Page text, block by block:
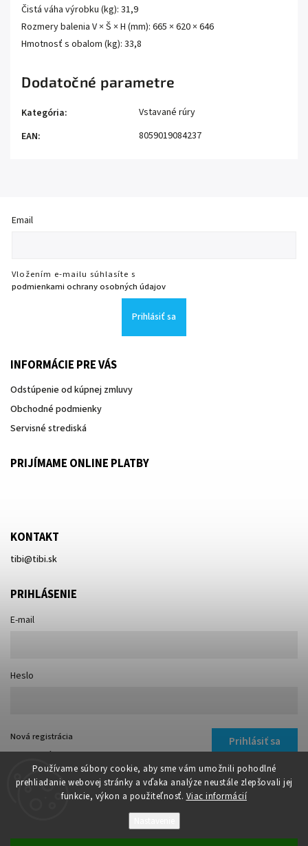
Používame súbory cookie, aby sme vám umožnili pohodlné
prehliadanie webovej stránky a vďaka analýze neustále zlepšovali jej
funkcie, výkon a použiteľnosť. Viac informácií
Čistá váha výrobku (kg): 31,9
Rozmery balenia V × Š × H (mm): 665 × 620 × 646
Hmotnosť s obalom (kg): 33,8
Dodatočné parametre
Kategória:
Vstavané rúry
EAN: 8059019084237
Email
Vložením e-mailu súhlasíte s
podmienkami ochrany osobných údajov
Prihlásiť sa
INFORMÁCIE PRE VÁS
Odstúpenie od kúpnej zmluvy
Obchodné podmienky
Servisné strediská
PRIJÍMAME ONLINE PLATBY
KONTAKT
tibi@tibi.sk
PRIHLÁSENIE
E-mail
Heslo
Prihlásiť sa
Nová registrácia
Zabudnuté heslo